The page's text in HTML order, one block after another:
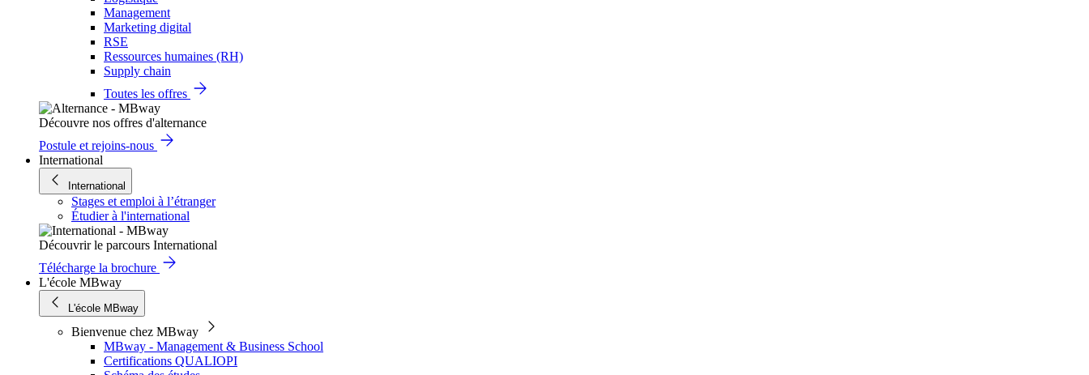
Management
Marketing digital
RSE
Ressources humaines (RH)
Supply chain
Toutes les offres
Découvre nos offres d'alternance
Postule et rejoins-nous
International
International
Stages et emploi à l’étranger
Étudier à l'international
Découvrir le parcours International
Télécharge la brochure
L'école MBway
L'école MBway
Bienvenue chez MBway
MBway - Management & Business School
Certifications QUALIOPI